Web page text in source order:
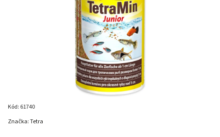
Kód: 61740
Značka:Tetra